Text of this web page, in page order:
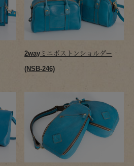
2wayミニボストンショルダー
(NSB-246)